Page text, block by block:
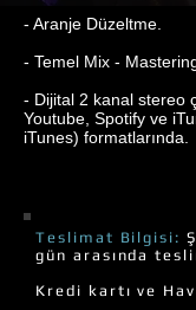
- Aranje Düzeltme.
- Temel Mix -
- Dijital 2 kanal stereo
Youtube, Spotify ve
iTunes) formatlarında.
Teslimat Bilgisi:
gün arasında
Kredi kartı ve